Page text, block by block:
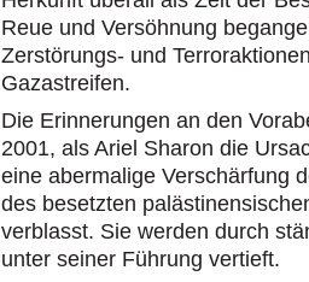
Reue und Versöhnung
Zerstörungs- und
Gazastreifen.
Die Erinnerungen an den
2001, als Ariel Sharon die
eine abermalige Verschärfung
des besetzten
verblasst. Sie werden durch
unter seiner Führung vertieft.